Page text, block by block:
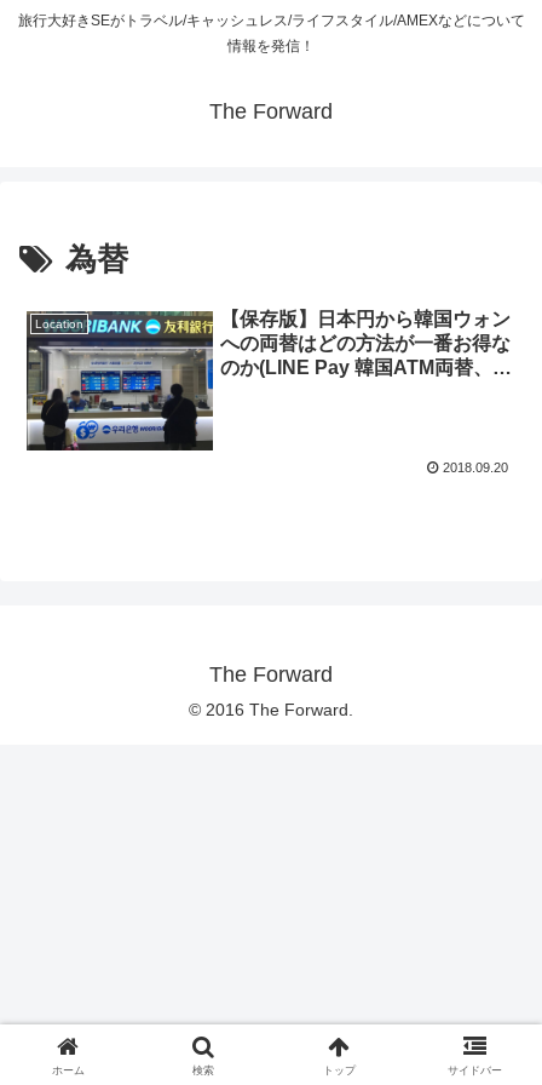
旅行大好きSEがトラベル/キャッシュレス/ライフスタイル/AMEXなどについて
情報を発信！
The Forward
為替
Location
【保存版】日本円から韓国ウォン
への両替はどの方法が一番お得な
のか(LINE Pay 韓国ATM両替、日
2018.09.20
The Forward
© 2016 The Forward.
ホーム 検索 トップ サイドバー